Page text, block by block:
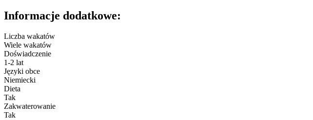
Informacje dodatkowe:
Liczba wakatów
Wiele wakatów
Doświadczenie
1-2 lat
Języki obce
Niemiecki
Dieta
Tak
Zakwaterowanie
Tak